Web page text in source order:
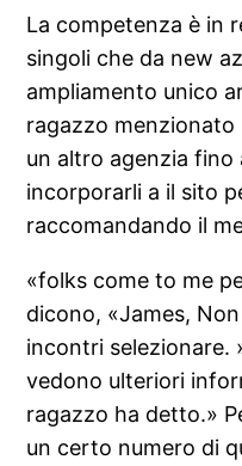
La competenza è in
singoli che da new
ampliamento unico
ragazzo menzionato
un altro agenzia
incorporarli a il sito
raccomandando il
«folks come to me
dicono, «James, Non
incontri selezionare.
vedono ulteriori
ragazzo ha detto.»
un certo numero di